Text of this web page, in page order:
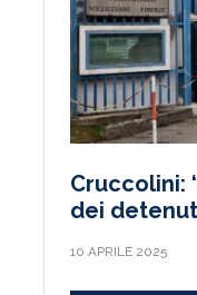
Cruccolini:
dei
10 APRILE 2025